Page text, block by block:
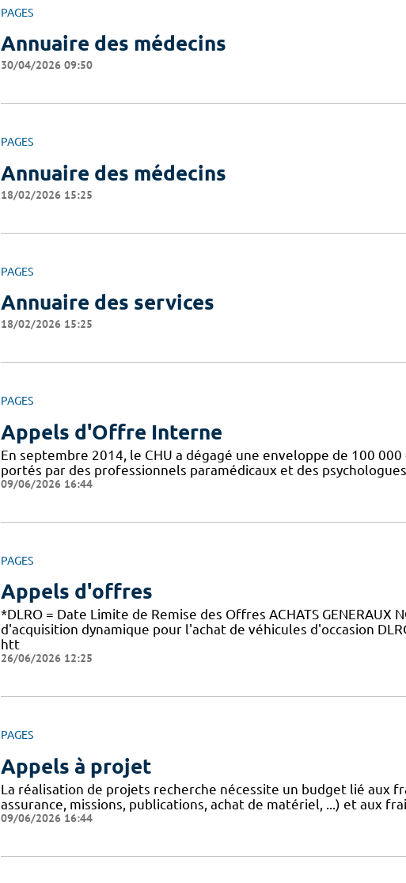
PAGES
Annuaire des médecins
30/04/2026 09:50
PAGES
Annuaire des médecins
18/02/2026 15:25
PAGES
Annuaire des services
18/02/2026 15:25
PAGES
Appels d'Offre Interne
En septembre 2014, le CHU a dégagé une enveloppe de 100
portés par des professionnels paramédicaux et des
09/06/2026 16:44
PAGES
Appels d'offres
*DLRO = Date Limite de Remise des Offres ACHATS GENERAUX
d'acquisition dynamique pour l'achat de véhicules d'occasion
htt
26/06/2026 12:25
PAGES
Appels à projet
La réalisation de projets recherche nécessite un budget lié aux
assurance, missions, publications, achat de matériel, ...) et aux
09/06/2026 16:44